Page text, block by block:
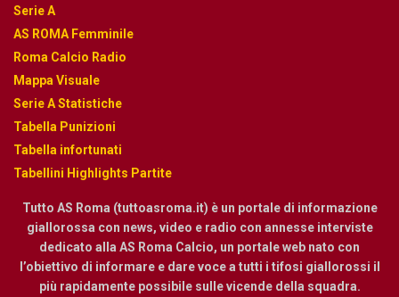
Serie A
AS ROMA Femminile
Roma Calcio Radio
Mappa Visuale
Serie A Statistiche
Tabella Punizioni
Tabella infortunati
Tabellini Highlights Partite
Tutto AS Roma (tuttoasroma.it) è un portale di informazione
giallorossa con news, video e radio con annesse interviste
dedicato alla AS Roma Calcio, un portale web nato con
l’obiettivo di informare e dare voce a tutti i tifosi giallorossi il
più rapidamente possibile sulle vicende della squadra.